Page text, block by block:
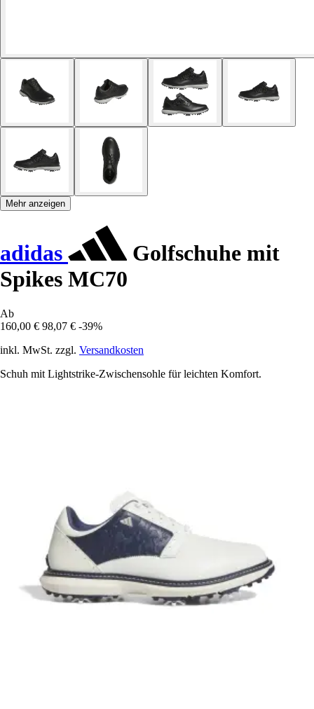
Mehr anzeigen
adidas
Golfschuhe mit
Spikes MC70
Ab
160,00 € 98,07 € -39%
inkl. MwSt. zzgl. Versandkosten
Schuh mit Lightstrike-Zwischensohle für leichten Komfort.